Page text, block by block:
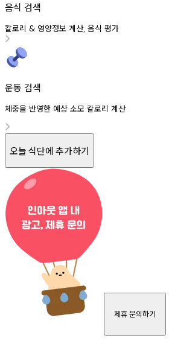
음식 검색
칼로리 & 영양정보 계산, 음식 평가
운동 검색
체중을 반영한 예상 소모 칼로리 계산
오늘 식단에 추가하기
제휴 문의하기